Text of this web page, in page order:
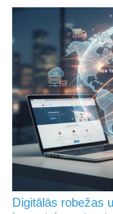
Digitālās robežas